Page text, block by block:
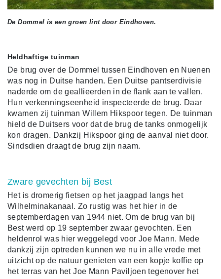
De Dommel is een groen lint door Eindhoven.
Heldhaftige tuinman
De brug over de Dommel tussen Eindhoven en Nuenen
was nog in Duitse handen. Een Duitse pantserdivisie
naderde om de geallieerden in de flank aan te vallen.
Hun verkenningseenheid inspecteerde de brug. Daar
kwamen zij tuinman Willem Hikspoor tegen. De tuinman
hield de Duitsers voor dat de brug de tanks onmogelijk
kon dragen. Dankzij Hikspoor ging de aanval niet door.
Sindsdien draagt de brug zijn naam.
Zware gevechten bij Best
Het is dromerig fietsen op het jaagpad langs het
Wilhelminakanaal. Zo rustig was het hier in de
septemberdagen van 1944 niet. Om de brug van bij
Best werd op 19 september zwaar gevochten. Een
heldenrol was hier weggelegd voor Joe Mann. Mede
dankzij zijn optreden kunnen we nu in alle vrede met
uitzicht op de natuur genieten van een kopje koffie op
het terras van het Joe Mann Paviljoen tegenover het